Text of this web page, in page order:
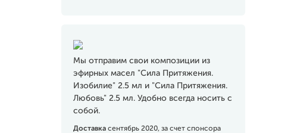
Мы отправим свои композиции из
эфирных масел "Сила Притяжения.
Изобилие" 2.5 мл и "Сила Притяжения.
Любовь" 2.5 мл. Удобно всегда носить с
собой.
Доставка сентябрь 2020, за счет спонсора